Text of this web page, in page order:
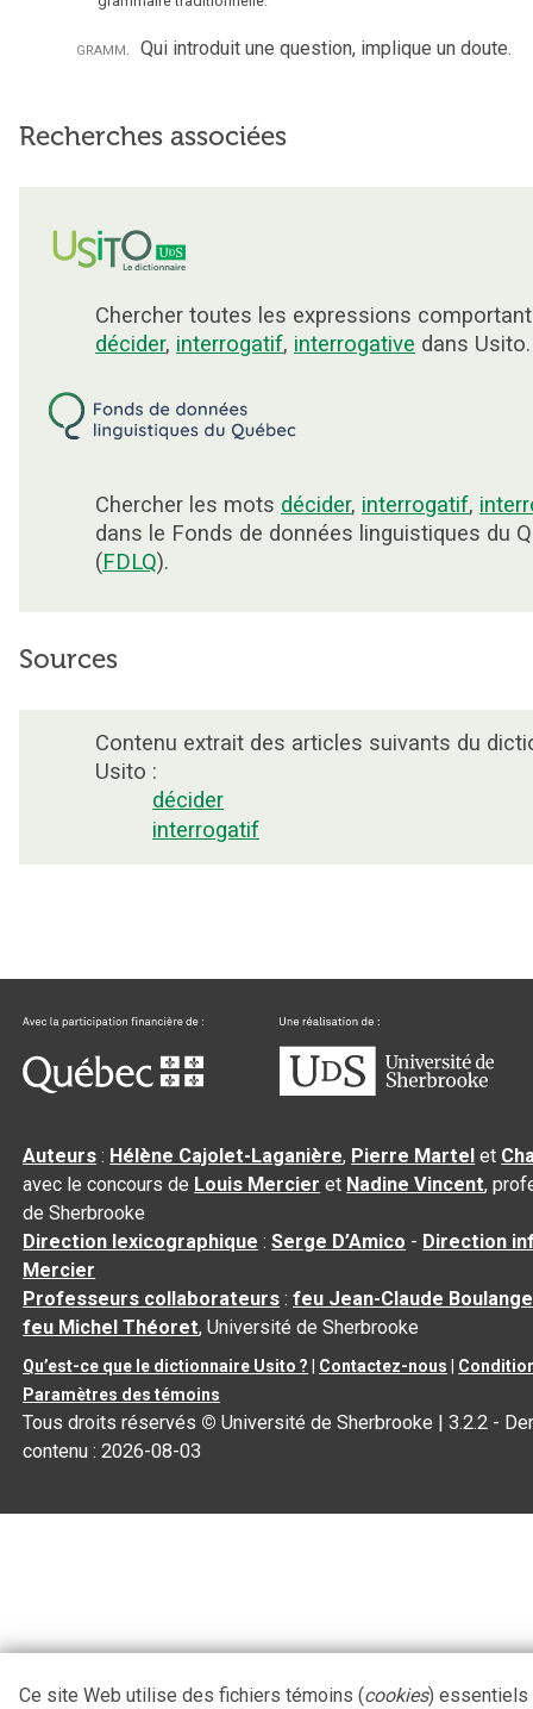
gramm. Qui introduit une question, implique un doute.
Recherches associées
Chercher toutes les expressions
décider, interrogatif, interrogative dans Usito.
Chercher les mots décider, interrogatif,
dans le Fonds de données linguistiques du
(FDLQ).
Sources
Contenu extrait des articles suivants du
Usito :
décider
interrogatif
Auteurs : Hélène Cajolet-Laganière, Pierre Martel et
avec le concours de Louis Mercier et Nadine Vincent,
de Sherbrooke
Direction lexicographique :Serge D’Amico - Direction
Mercier
Professeurs collaborateurs :feu Jean-Claude
feu Michel Théoret, Université de Sherbrooke
Qu’est-ce que le dictionnaire Usito ? Contactez-nous
Paramètres des témoins
Tous droits réservés © Université de Sherbrooke |3.2.2 -
contenu :2026-08-03
Ce site Web utilise des fichiers témoins (cookies) essentiels